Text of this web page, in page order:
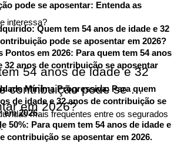
pode se aposentar: Entenda as
Quem tem 54 anos de idade e 32
pode se aposentar em 2026?
Pontos em 2026: Para quem tem 54 anos
32 anos de contribuição se aposentar
Mínima Progressiva: Para quem
de idade e 32 anos de contribuição se
em 2026.
50%: Para quem tem 54 anos de idade e
contribuição se aposentar em 2026.
interessa?
54 anos de idade e 32
contribuição pode se
em 2026?
mais frequentes entre os segurados